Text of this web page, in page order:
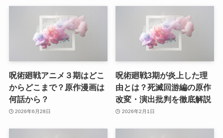
呪術廻戦アニメ３期はどこ
からどこまで？原作漫画は
何話から？
2026年6月28日
呪術廻戦3期が炎上した理
由とは？死滅回游編の原作
改変・演出批判を徹底解説
2026年2月1日